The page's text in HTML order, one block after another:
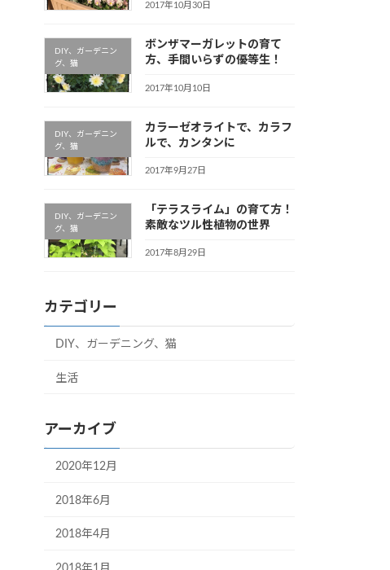
2017年10月30日
DIY、ガーデニン
グ、猫
ボンザマーガレットの育て
方、手間いらずの優等生！
2017年10月10日
DIY、ガーデニン
グ、猫
カラーゼオライトで、カラフ
ルで、カンタンに
2017年9月27日
DIY、ガーデニン
グ、猫
「テラスライム」の育て方！
素敵なツル性植物の世界
2017年8月29日
カテゴリー
DIY、ガーデニング、猫
生活
アーカイブ
2020年12月
2018年6月
2018年4月